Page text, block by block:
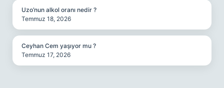
Uzo’nun alkol oranı nedir ?
Temmuz 18, 2026
Ceyhan Cem yaşıyor mu ?
Temmuz 17, 2026